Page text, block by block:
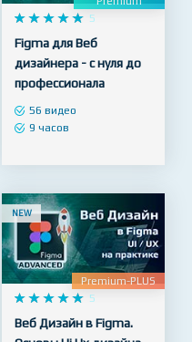
    
     5
Figma для Веб
дизайнера - с нуля до
профессионала
NEW
Premium-PLUS